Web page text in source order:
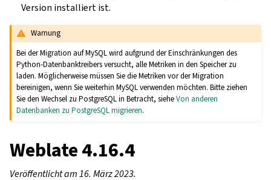
Version installiert ist.
Warnung
Bei der Migration auf MySQL wird aufgrund der Einschränkungen des
Python-Datenbanktreibers versucht, alle Metriken in den Speicher zu
laden. Möglicherweise müssen Sie die Metriken vor der Migration
bereinigen, wenn Sie weiterhin MySQL verwenden möchten. Bitte ziehen
Sie den Wechsel zu PostgreSQL in Betracht, sieheVon anderen
Datenbanken zu PostgreSQL migrieren.
Weblate 4.16.4
Veröffentlicht am 16. März 2023.